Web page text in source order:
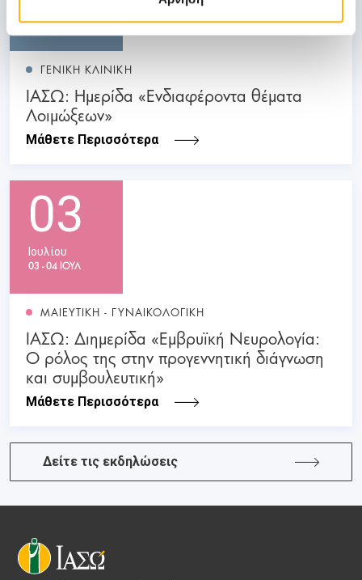
ΓΕΝΙΚΗ ΚΛΙΝΙΚΗ
ΙΑΣΩ: Ημερίδα «Ενδιαφέροντα θέματα
Λοιμώξεων»
Μάθετε Περισσότερα
03
Ιουλίου
03 - 04 ΙΟΥΛ
ΜΑΙΕΥΤΙΚΗ - ΓΥΝΑΙΚΟΛΟΓΙΚΗ
ΙΑΣΩ: Διημερίδα «Εμβρυϊκή Νευρολογία:
Ο ρόλος της στην προγεννητική διάγνωση
και συμβουλευτική»
Μάθετε Περισσότερα
Δείτε τις εκδηλώσεις